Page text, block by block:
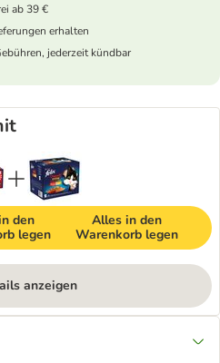
ab 39 €
erhalten
jederzeit kündbar
den
legen
Alles in den
Warenkorb legen
anzeigen